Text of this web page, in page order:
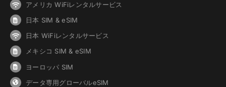
アメリカ WiFiレンタルサービス
日本 SIM & eSIM
日本 WiFiレンタルサービス
メキシコ SIM & eSIM
ヨーロッパ SIM
データ専用グローバルeSIM